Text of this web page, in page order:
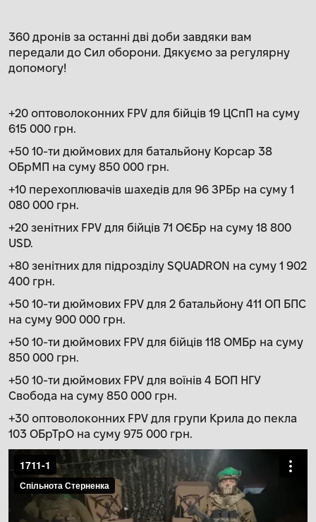
360 дронів за останні дві доби завдяки вам
передали до Сил оборони. Дякуємо за регулярну
допомогу!
+20 оптоволоконних FPV для бійців 19 ЦСпП на суму
615 000 грн.
+50 10-ти дюймових для батальйону Корсар 38
ОБрМП на суму 850 000 грн.
+10 перехоплювачів шахедів для 96 ЗРБр на суму 1
080 000 грн.
+20 зенітних FPV для бійців 71 ОЄБр на суму 18 800
USD.
+80 зенітних для підрозділу SQUADRON на суму 1 902
400 грн.
+50 10-ти дюймових FPV для 2 батальйону 411 ОП БПС
на суму 900 000 грн.
+50 10-ти дюймових FPV для бійців 118 ОМБр на суму
850 000 грн.
+50 10-ти дюймових FPV для воїнів 4 БОП НГУ
Свобода на суму 850 000 грн.
+30 оптоволоконних FPV для групи Крила до пекла
103 ОБрТрО на суму 975 000 грн.